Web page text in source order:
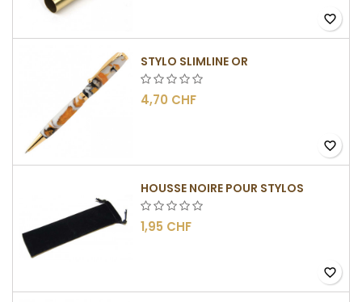
favorite_border
STYLO SLIMLINE OR
4,70 CHF
favorite_border
HOUSSE NOIRE POUR STYLOS
1,95 CHF
favorite_border